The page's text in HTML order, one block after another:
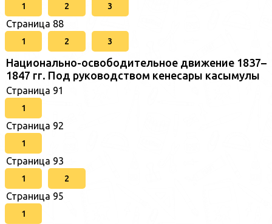
1 2 3
Страница 88
1 2 3
Национально-освободительное движение 1837–
1847 гг. Под руководством кенесары касымулы
Страница 91
1
Страница 92
1
Страница 93
1 2
Страница 95
1